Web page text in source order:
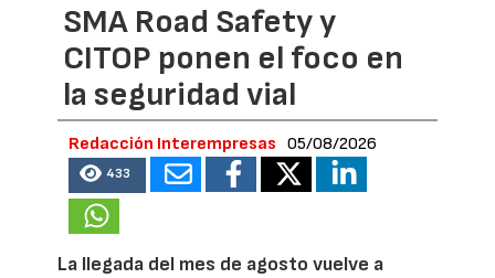
SMA Road Safety y
CITOP ponen el foco en
la seguridad vial
Redacción Interempresas 05/08/2026
433
La llegada del mes de agosto vuelve a